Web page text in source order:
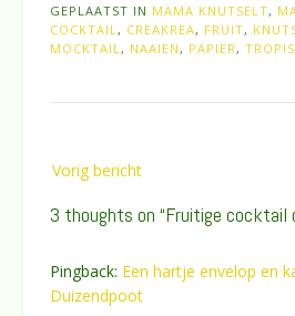
GEPLAATST IN MAMA KNUTSELT,
COCKTAIL , CREAKREA, FRUIT,
MOCKTAIL , NAAIEN , PAPIER ,
navigatie
Vorig bericht
3 thoughts on “Fruitige cocktail
Pingback: Een hartje envelop en
Duizendpoot